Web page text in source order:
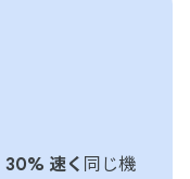
30% 速く 同じ機